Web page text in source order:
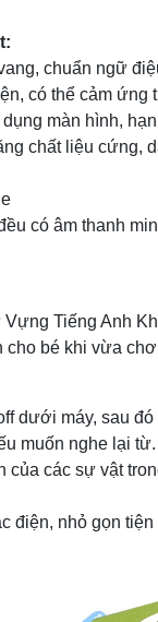
chuẩn ngữ
có thể cảm
màn hình,
chất liệu cứng,
có âm thanh
Tiếng Anh
cho bé khi vừa
dưới máy, sau
muốn nghe lại từ.
của các sự vật
điện, nhỏ gọn